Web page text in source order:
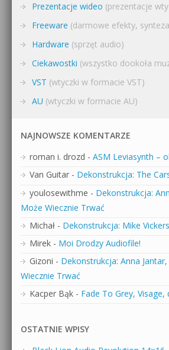
Prezentacje wideo (prezentacje
Freeware (darmowe efekty,
Hardware (sprzęt audio)
Ciekawostki (wszystko dookoła
VST (wtyczki w formacie VST)
AU (wtyczki w formacie AU)
NAJNOWSZE KOMENTARZE
roman i. drozd - ASM Leviasynth –
Van Guitar - Dekonstrukcja: The
youlosewithme - Dekonstrukcja:
Może Wiecznie Trwać
Michał - Dekonstrukcja: Mike
Mirek - Moi Drodzy Audiofile!
Gizoni - Dekonstrukcja: Anna
Wiecznie Trwać
Kacper Bąk - Fade To Grey,
OSTATNIE WPISY